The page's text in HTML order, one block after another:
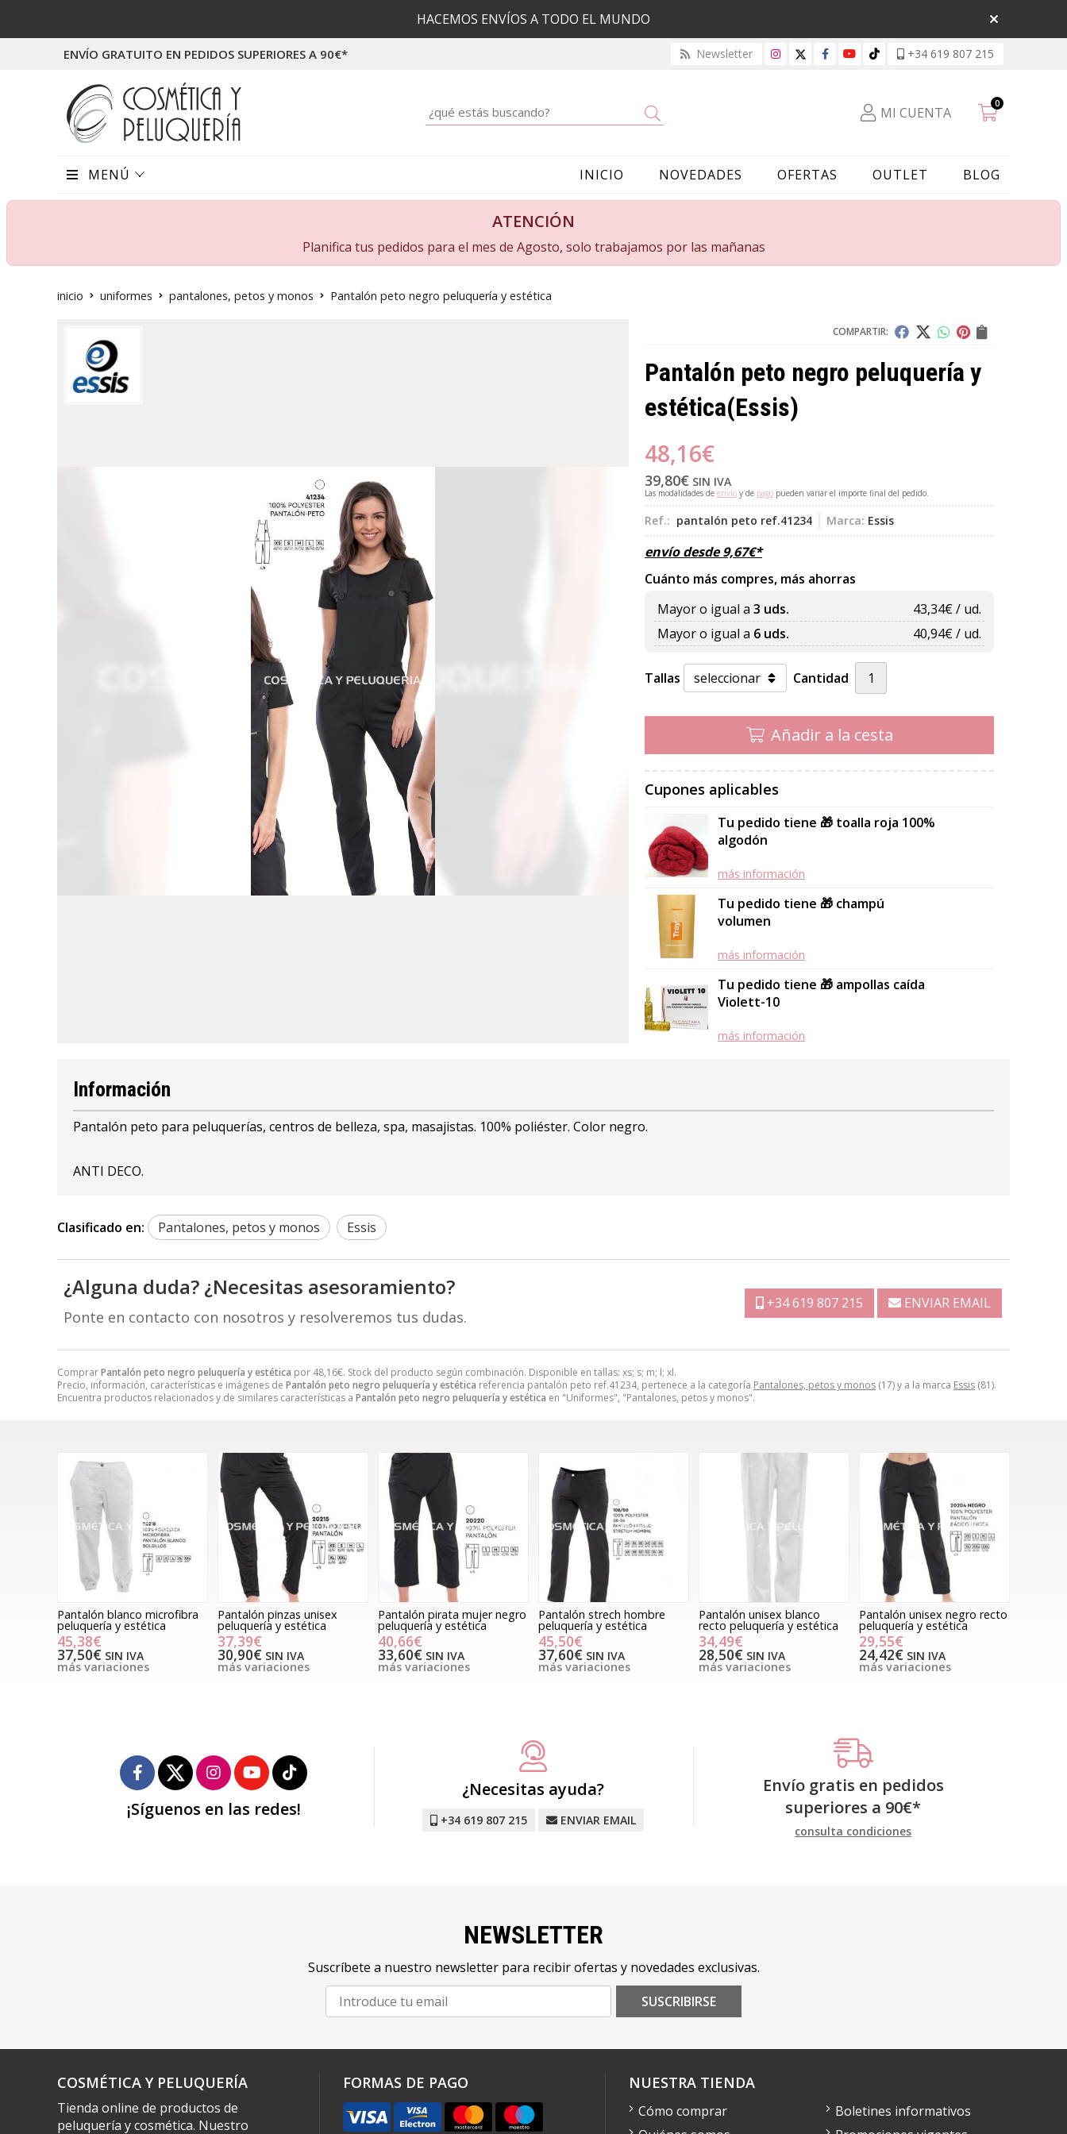
HACEMOS ENVÍOS A TODO EL MUNDO
ENVÍO GRATUITO EN PEDIDOS SUPERIORES A 90€* Newsletter +34 619 807 215
MI CUENTA
0
MENÚ INICIO NOVEDADES OFERTAS OUTLET BLOG
ATENCIÓN
Planifica tus pedidos para el mes de Agosto, solo trabajamos por las mañanas
inicio uniformes pantalones, petos y monos Pantalón peto negro peluquería y estética
COMPARTIR:
Pantalón peto negro peluquería y
estética(Essis)
48,16€
39,80€ SIN IVA
Las modalidades de envío y de pago pueden variar el importe final del pedido.
Ref.: pantalón peto ref.41234 Marca: Essis
envío desde9,67€*
Cuánto más compres, más ahorras
Mayor o igual a 3 uds. 43,34€ / ud.
Mayor o igual a 6 uds. 40,94€ / ud.
Tallas Cantidad
Añadir a la cesta
Cupones aplicables
Tu pedido tiene 🎁 toalla roja 100%
algodón
más información
Tu pedido tiene 🎁 champú
volumen
más información
Tu pedido tiene 🎁 ampollas caída
Violett-10
más información
ComprarPantalón peto negro peluquería y estética por 48,16€. Stock del producto según combinación. Disponible en tallas: xs; s; m; l; xl.
Precio, información, características e imágenes de Pantalón peto negro peluquería y estética referencia pantalón peto ref.41234, pertenece a la categoría Pantalones, petos y monos (17) y a la marca Essis (81).
Encuentra productos relacionados y de similares características a Pantalón peto negro peluquería y estética en "Uniformes", "Pantalones, petos y monos".
Información
Pantalón peto para peluquerías, centros de belleza, spa, masajistas. 100% poliéster. Color negro.
ANTI DECO.
Clasificado en: Pantalones, petos y monos Essis
¿Alguna duda? ¿Necesitas asesoramiento?
Ponte en contacto con nosotros y resolveremos tus dudas.
+34 619 807 215 ENVIAR EMAIL
Pantalón blanco microfibra
peluquería y estética
45,38€
37,50€ SIN IVA
más variaciones
Pantalón pinzas unisex
peluquería y estética
37,39€
30,90€ SIN IVA
más variaciones
Pantalón pirata mujer negro
peluquería y estética
40,66€
33,60€ SIN IVA
más variaciones
Pantalón strech hombre
peluquería y estética
45,50€
37,60€ SIN IVA
más variaciones
Pantalón unisex blanco
recto peluquería y estética
34,49€
28,50€ SIN IVA
más variaciones
Pantalón unisex negro recto
peluquería y estética
29,55€
24,42€ SIN IVA
más variaciones
¡Síguenos en las redes!
¿Necesitas ayuda?
+34 619 807 215 ENVIAR EMAIL
Envío gratis en pedidos
superiores a 90€*
consulta condiciones
NEWSLETTER
Suscríbete a nuestro newsletter para recibir ofertas y novedades exclusivas.
SUSCRIBIRSE
COSMÉTICA Y PELUQUERÍA
Tienda online de productos de
peluquería y cosmética. Nuestro
FORMAS DE PAGO NUESTRA TIENDA
Cómo comprar
Boletines informativos